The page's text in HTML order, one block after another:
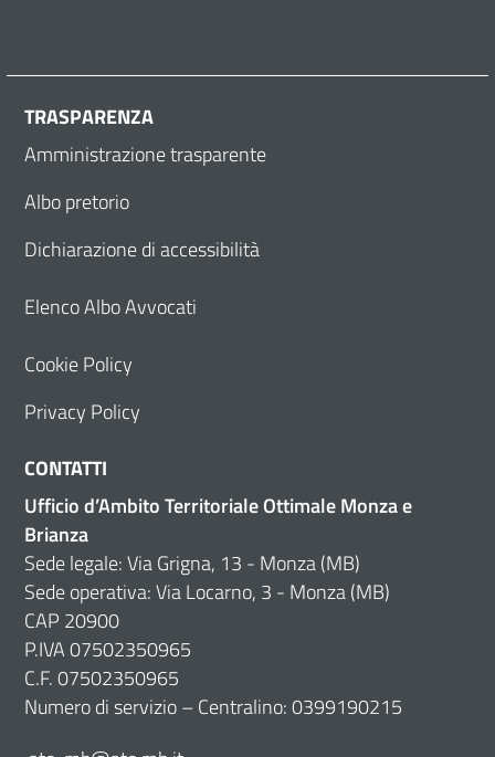
TRASPARENZA
Amministrazione trasparente
Albo pretorio
Dichiarazione di accessibilità
Elenco Albo Avvocati
Cookie Policy
Privacy Policy
CONTATTI
Ufficio d’Ambito Territoriale Ottimale Monza e
Brianza
Sede legale: Via Grigna, 13 - Monza (MB)
Sede operativa: Via Locarno, 3 - Monza (MB)
CAP 20900
P.IVA 07502350965
C.F. 07502350965
Numero di servizio – Centralino: 0399190215